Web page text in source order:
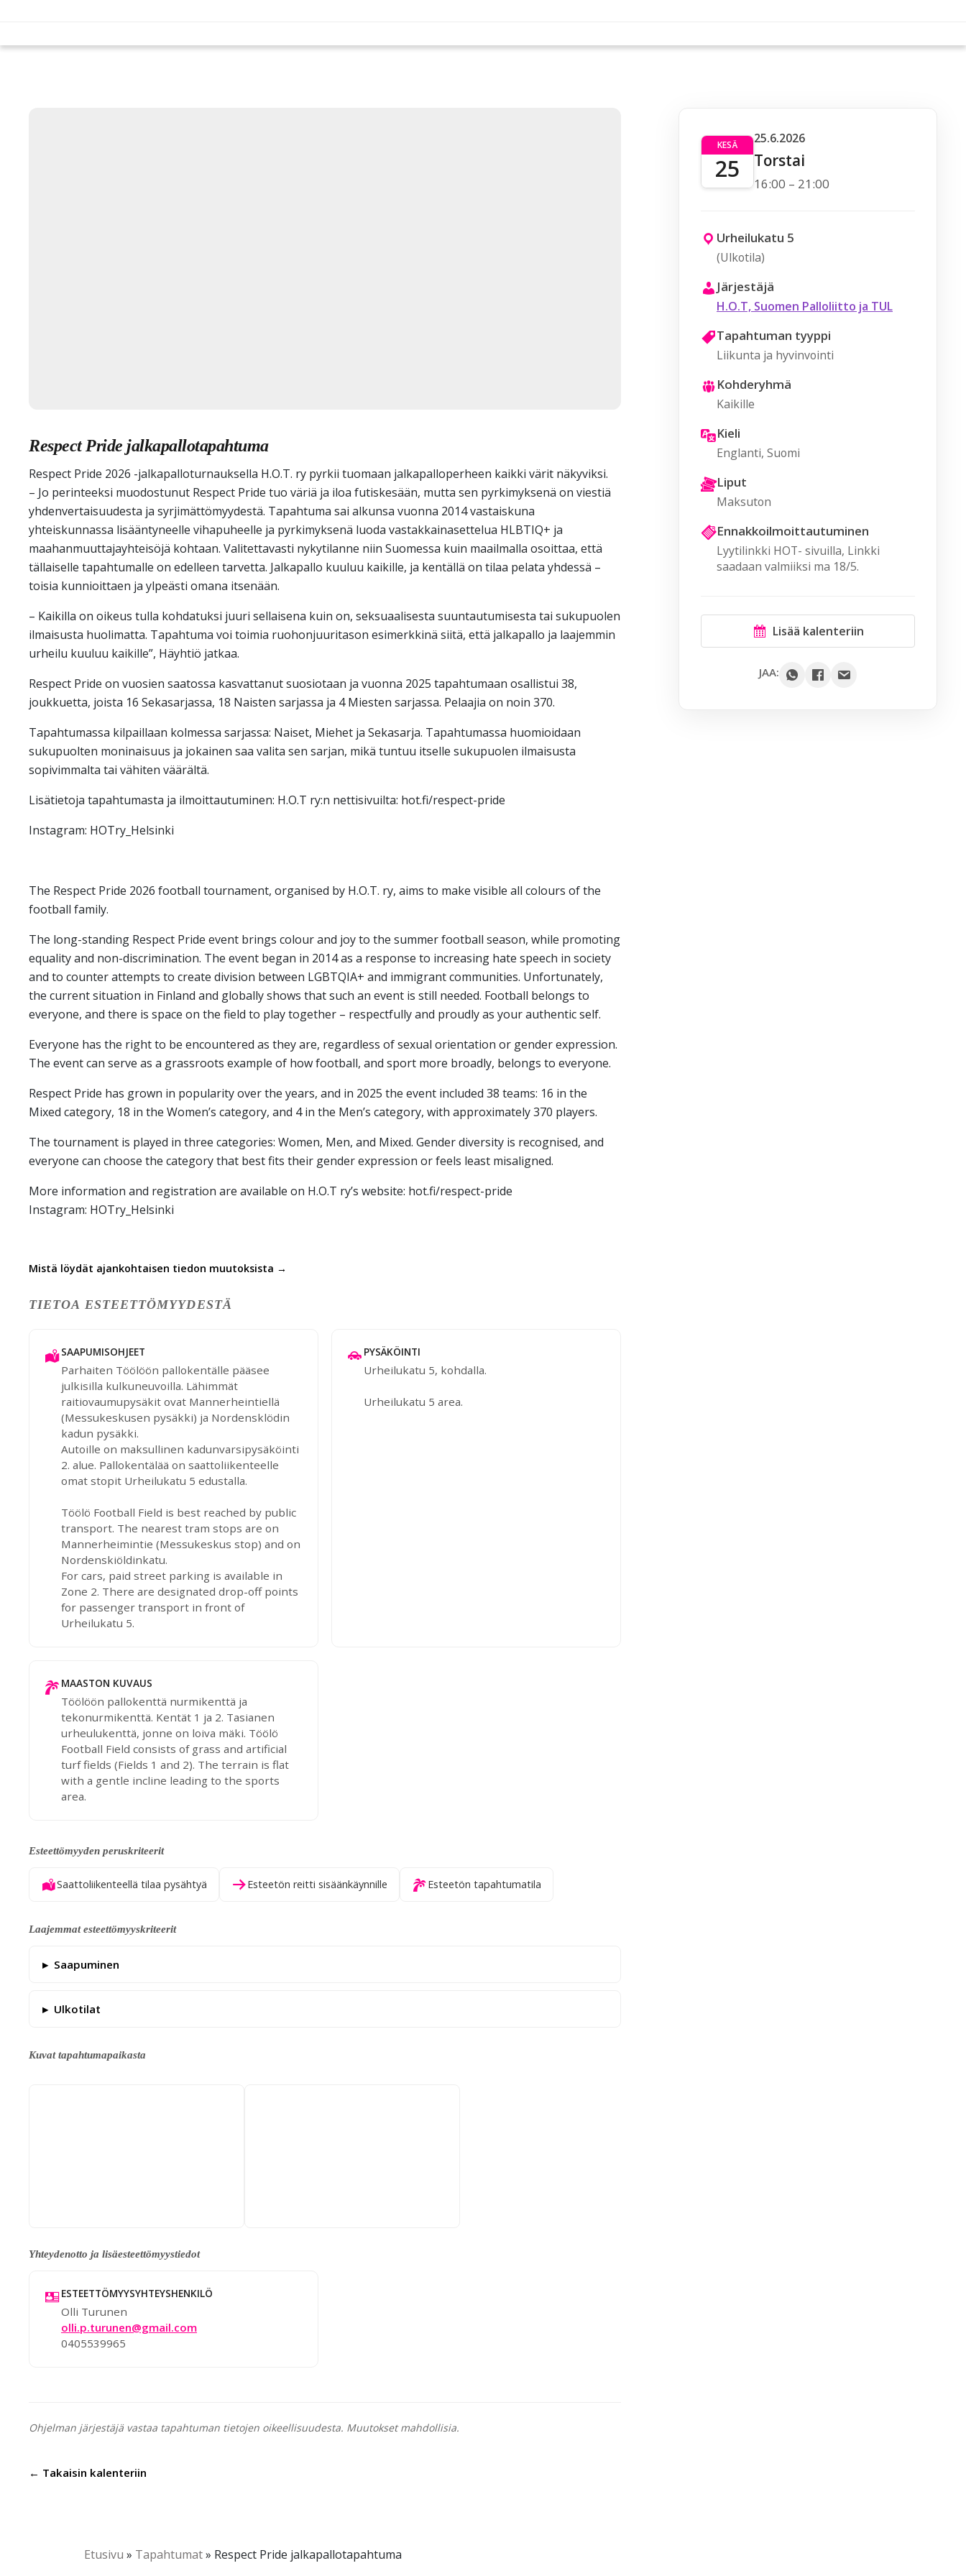
Respect Pride jalkapallotapahtuma
Respect Pride 2026 -jalkapalloturnauksella H.O.T. ry pyrkii tuomaan jalkapalloperheen kaikki värit näkyviksi.
– Jo perinteeksi muodostunut Respect Pride tuo väriä ja iloa futiskesään, mutta sen pyrkimyksenä on viestiä
yhdenvertaisuudesta ja syrjimättömyydestä. Tapahtuma sai alkunsa vuonna 2014 vastaiskuna
yhteiskunnassa lisääntyneelle vihapuheelle ja pyrkimyksenä luoda vastakkainasettelua HLBTIQ+ ja
maahanmuuttajayhteisöjä kohtaan. Valitettavasti nykytilanne niin Suomessa kuin maailmalla osoittaa, että
tällaiselle tapahtumalle on edelleen tarvetta. Jalkapallo kuuluu kaikille, ja kentällä on tilaa pelata yhdessä –
toisia kunnioittaen ja ylpeästi omana itsenään.
– Kaikilla on oikeus tulla kohdatuksi juuri sellaisena kuin on, seksuaalisesta suuntautumisesta tai sukupuolen
ilmaisusta huolimatta. Tapahtuma voi toimia ruohonjuuritason esimerkkinä siitä, että jalkapallo ja laajemmin
urheilu kuuluu kaikille”, Häyhtiö jatkaa.
Respect Pride on vuosien saatossa kasvattanut suosiotaan ja vuonna 2025 tapahtumaan osallistui 38,
joukkuetta, joista 16 Sekasarjassa, 18 Naisten sarjassa ja 4 Miesten sarjassa. Pelaajia on noin 370.
Tapahtumassa kilpaillaan kolmessa sarjassa: Naiset, Miehet ja Sekasarja. Tapahtumassa huomioidaan
sukupuolten moninaisuus ja jokainen saa valita sen sarjan, mikä tuntuu itselle sukupuolen ilmaisusta
sopivimmalta tai vähiten väärältä.
Lisätietoja tapahtumasta ja ilmoittautuminen: H.O.T ry:n nettisivuilta: hot.fi/respect-pride
Instagram: HOTry_Helsinki
The Respect Pride 2026 football tournament, organised by H.O.T. ry, aims to make visible all colours of the
football family.
The long-standing Respect Pride event brings colour and joy to the summer football season, while promoting
equality and non-discrimination. The event began in 2014 as a response to increasing hate speech in society
and to counter attempts to create division between LGBTQIA+ and immigrant communities. Unfortunately,
the current situation in Finland and globally shows that such an event is still needed. Football belongs to
everyone, and there is space on the field to play together – respectfully and proudly as your authentic self.
Everyone has the right to be encountered as they are, regardless of sexual orientation or gender expression.
The event can serve as a grassroots example of how football, and sport more broadly, belongs to everyone.
Respect Pride has grown in popularity over the years, and in 2025 the event included 38 teams: 16 in the
Mixed category, 18 in the Women’s category, and 4 in the Men’s category, with approximately 370 players.
The tournament is played in three categories: Women, Men, and Mixed. Gender diversity is recognised, and
everyone can choose the category that best fits their gender expression or feels least misaligned.
More information and registration are available on H.O.T ry’s website: hot.fi/respect-pride
Instagram: HOTry_Helsinki
Mistä löydät ajankohtaisen tiedon muutoksista →
TIETOA ESTEETTÖMYYDESTÄ
SAAPUMISOHJEET
Parhaiten Töölöön pallokentälle pääsee
julkisilla kulkuneuvoilla. Lähimmät
raitiovaumupysäkit ovat Mannerheintiellä
(Messukeskusen pysäkki) ja Nordensklödin
kadun pysäkki.
Autoille on maksullinen kadunvarsipysäköinti
2. alue. Pallokentälää on saattoliikenteelle
omat stopit Urheilukatu 5 edustalla.
Töölö Football Field is best reached by public
transport. The nearest tram stops are on
Mannerheimintie (Messukeskus stop) and on
Nordenskiöldinkatu.
For cars, paid street parking is available in
Zone 2. There are designated drop-off points
for passenger transport in front of
Urheilukatu 5.
PYSÄKÖINTI
Urheilukatu 5, kohdalla.
Urheilukatu 5 area.
MAASTON KUVAUS
Töölöön pallokenttä nurmikenttä ja
tekonurmikenttä. Kentät 1 ja 2. Tasianen
urheulukenttä, jonne on loiva mäki. Töölö
Football Field consists of grass and artificial
turf fields (Fields 1 and 2). The terrain is flat
with a gentle incline leading to the sports
area.
Esteettömyyden peruskriteerit
Saattoliikenteellä tilaa pysähtyä Esteetön reitti sisäänkäynnille Esteetön tapahtumatila
Laajemmat esteettömyyskriteerit
Saapuminen
Ulkotilat
Kuvat tapahtumapaikasta
Yhteydenotto ja lisäesteettömyystiedot
ESTEETTÖMYYSYHTEYSHENKILÖ
Olli Turunen
olli.p.turunen@gmail.com
0405539965
Ohjelman järjestäjä vastaa tapahtuman tietojen oikeellisuudesta. Muutokset mahdollisia.
← Takaisin kalenteriin
KESÄ
25
25.6.2026
Torstai
16:00 – 21:00
Urheilukatu 5
(Ulkotila)
Järjestäjä
H.O.T, Suomen Palloliitto ja TUL
Tapahtuman tyyppi
Liikunta ja hyvinvointi
Kohderyhmä
Kaikille
Kieli
Englanti, Suomi
Liput
Maksuton
Ennakkoilmoittautuminen
Lyytilinkki HOT- sivuilla, Linkki
saadaan valmiiksi ma 18/5.
Lisää kalenteriin
JAA:
Etusivu » Tapahtumat» Respect Pride jalkapallotapahtuma